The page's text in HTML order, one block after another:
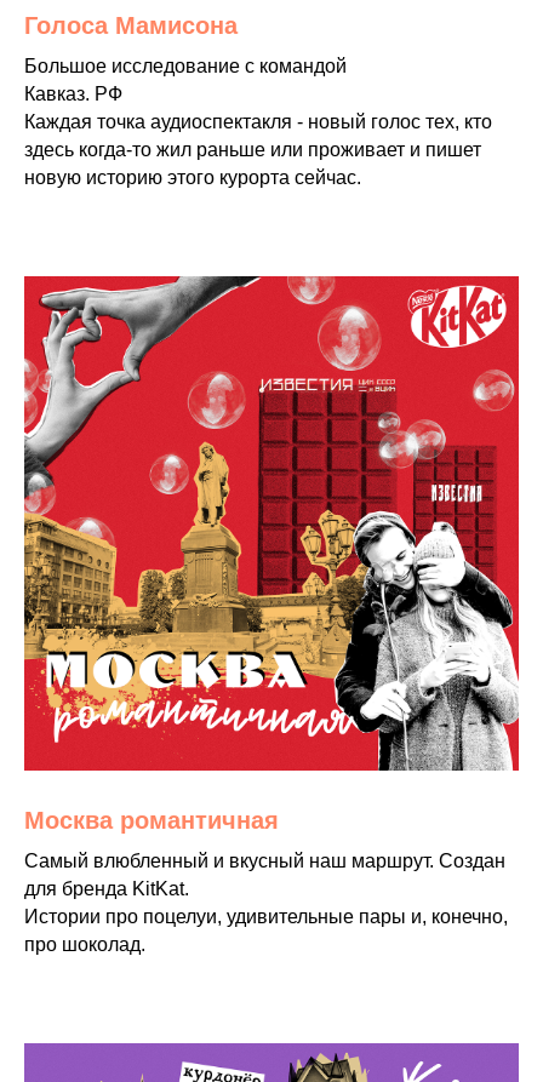
Голоса Мамисона
Большое исследование с командой
Кавказ. РФ
Каждая точка аудиоспектакля - новый голос тех, кто
здесь когда-то жил раньше или проживает и пишет
новую историю этого курорта сейчас.
Москва романтичная
Самый влюбленный и вкусный наш маршрут. Создан
для бренда KitKat.
Истории про поцелуи, удивительные пары и, конечно,
про шоколад.